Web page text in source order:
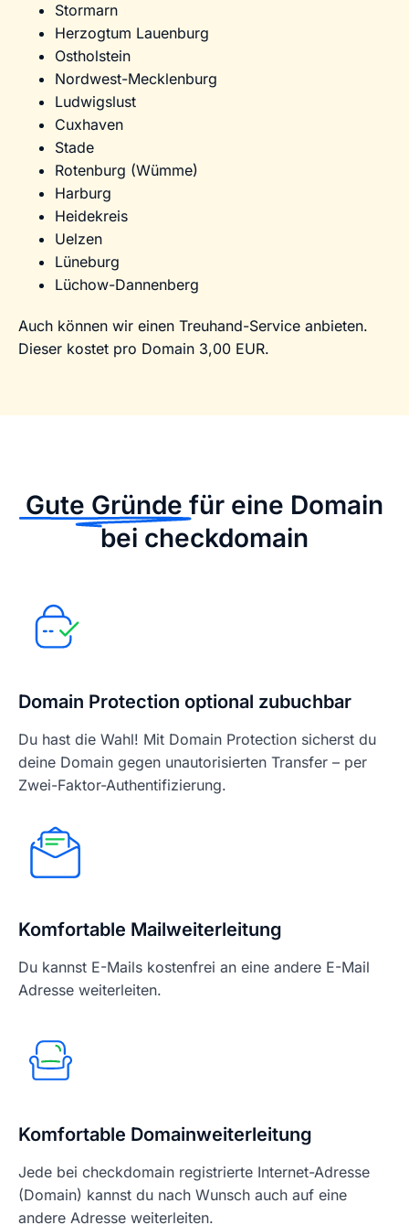
Stormarn
Herzogtum Lauenburg
Ostholstein
Nordwest-Mecklenburg
Ludwigslust
Cuxhaven
Stade
Rotenburg (Wümme)
Harburg
Heidekreis
Uelzen
Lüneburg
Lüchow-Dannenberg
Auch können wir einen Treuhand-Service anbieten.
Dieser kostet pro Domain 3,00 EUR.
Gute Gründe für eine Domain
bei checkdomain
Domain Protection optional zubuchbar
Du hast die Wahl! Mit Domain Protection sicherst du
deine Domain gegen unautorisierten Transfer – per
Zwei-Faktor-Authentifizierung.
Komfortable Mailweiterleitung
Du kannst E-Mails kostenfrei an eine andere E-Mail
Adresse weiterleiten.
Komfortable Domainweiterleitung
Jede bei checkdomain registrierte Internet-Adresse
(Domain) kannst du nach Wunsch auch auf eine
andere Adresse weiterleiten.